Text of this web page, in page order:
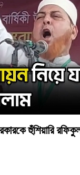
হুঁশিয়ারি